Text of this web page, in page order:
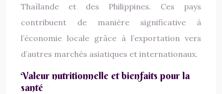
Thaïlande et des Philippines. Ces pays
contribuent de manière significative à
l’économie locale grâce à l’exportation vers
d’autres marchés asiatiques et internationaux.
Valeur nutritionnelle et bienfaits pour la
santé